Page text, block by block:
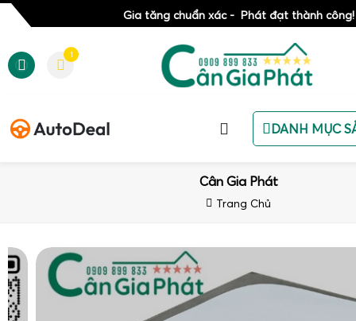
Gia tăng chuẩn xác - Phát đạt thành công!
1
DANH MỤC
Cân Gia Phát
Trang Chủ